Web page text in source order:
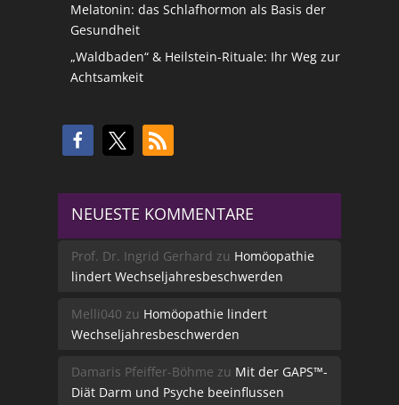
Melatonin: das Schlafhormon als Basis der
Gesundheit
„Waldbaden“ & Heilstein-Rituale: Ihr Weg zur
Achtsamkeit
NEUESTE KOMMENTARE
Prof. Dr. Ingrid Gerhard zu Homöopathie
lindert Wechseljahresbeschwerden
Melli040 zu Homöopathie lindert
Wechseljahresbeschwerden
Damaris Pfeiffer-Böhme zu Mit der GAPS™-
Diät Darm und Psyche beeinflussen